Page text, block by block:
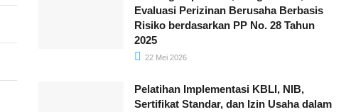
Evaluasi Perizinan Berusaha Berbasis
Risiko berdasarkan PP No. 28 Tahun
2025
22 Mei 2026
Pelatihan Implementasi KBLI, NIB,
Sertifikat Standar, dan Izin Usaha dalam